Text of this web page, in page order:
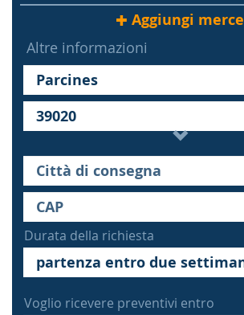
Aggiungi merce
Altre informazioni
Durata della richiesta
Voglio ricevere preventivi entro